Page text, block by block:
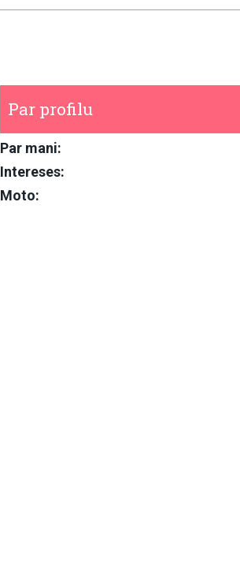
Par profilu
Par mani:
Intereses:
Moto: